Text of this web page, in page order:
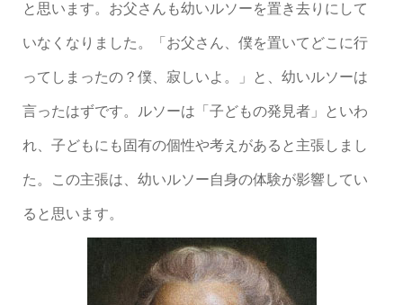
と思います。お父さんも幼いルソーを置き去りにして
いなくなりました。「お父さん、僕を置いてどこに行
ってしまったの？僕、寂しいよ。」と、幼いルソーは
言ったはずです。ルソーは「子どもの発見者」といわ
れ、子どもにも固有の個性や考えがあると主張しまし
た。この主張は、幼いルソー自身の体験が影響してい
ると思います。